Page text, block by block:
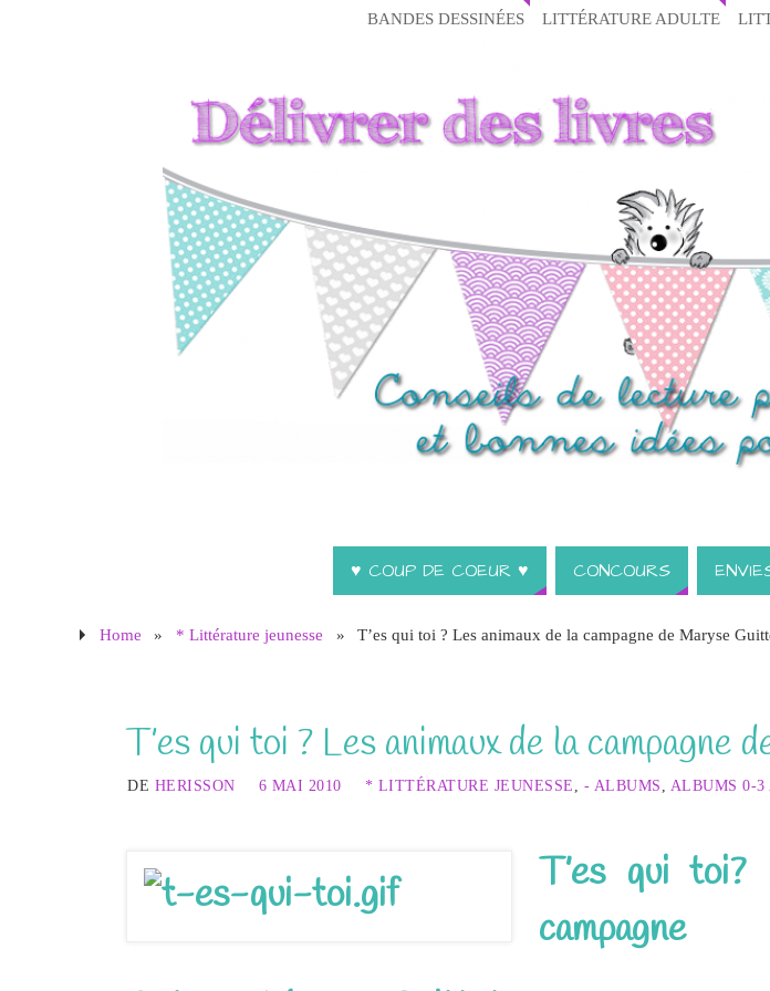
BANDES DESSINÉES LITTÉRATURE ADULTE
♥ COUP DE COEUR ♥ CONCOURS
Home » * Littérature jeunesse » T’es qui toi ? Les animaux de la campagne de Maryse
T’es qui toi ? Les animaux de la
DE HERISSON 6 MAI 2010 * LITTÉRATURE JEUNESSE - ALBUMS ALBUMS 0-3
T’es qui toi?
campagne